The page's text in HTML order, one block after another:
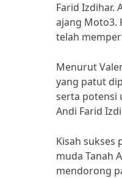
Farid Izdihar.
ajang Moto3.
telah
Menurut
yang patut
serta potensi
Andi Farid
Kisah sukses
muda Tanah
mendorong